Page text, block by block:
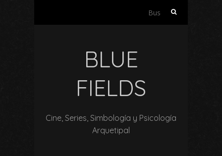
Buscar:
BLUE
FIELDS
Cine, Series, Simbología y Psicología
Arquetipal